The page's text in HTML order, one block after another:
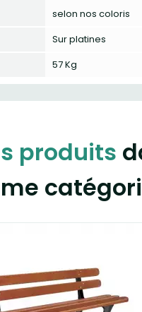
selon nos coloris
Sur platines
57 Kg
produits